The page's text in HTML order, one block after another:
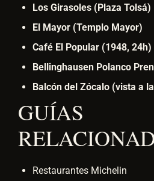
Los Girasoles (Plaza Tolsá)
El Mayor (Templo Mayor)
Café El Popular (1948, 24h)
Bellinghausen Polanco
Balcón del Zócalo (vista a
GUÍAS
Restaurantes Michelin